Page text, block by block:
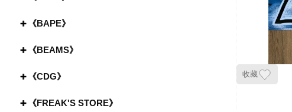
《BAPE》
《BEAMS》
《CDG》
《FREAK'S STORE》
收藏